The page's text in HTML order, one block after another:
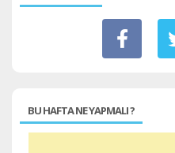
BU HAFTA NE YAPMALI ?